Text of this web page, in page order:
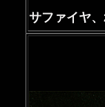
サファイヤ